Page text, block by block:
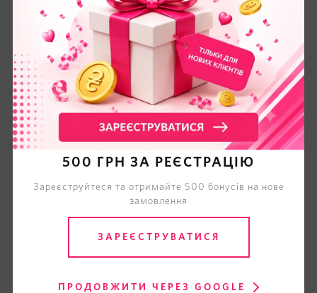
0 ВІДГУКІВ
* Як Ви оцінюєте даний товар?
500 ГРН ЗА РЕЄСТРАЦІЮ
Зареєструйтеся та отримайте 500 бонусів на нове
замовлення
ЗАРЕЄСТРУВАТИСЯ
ПРОДОВЖИТИ ЧЕРЕЗ GOOGLE